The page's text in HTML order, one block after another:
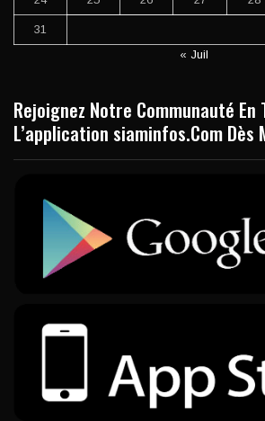
31
« Juil
Rejoignez Notre Communauté
L’application siaminfos.Com Dès